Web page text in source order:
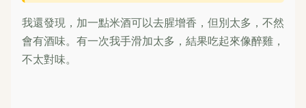
我還發現，加一點米酒可以去腥增香，但別太多，不然
會有酒味。有一次我手滑加太多，結果吃起來像醉雞，
不太對味。